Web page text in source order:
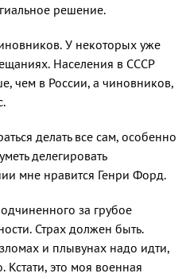
решение.
У некоторых уже
Населения в СССР
чем в России, а чиновников,
делать все сам, особенно
делегировать
мне нравится Генри Форд.
за грубое
Страх должен быть.
и плывунах надо идти,
Кстати, это моя военная